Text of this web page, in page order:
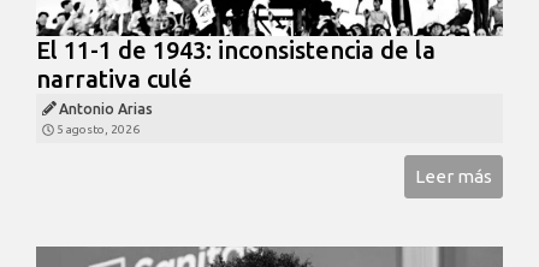
El 11-1 de 1943: inconsistencia de la
narrativa culé
Antonio Arias
5 agosto, 2026
Leer más